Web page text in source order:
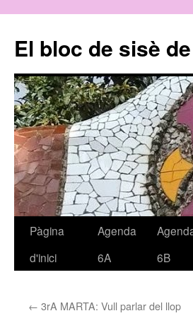
El bloc de sisè
Vés
Pàgina
d'inici
Agenda
6A
6B
← 3rA MARTA: Vull parlar del llop